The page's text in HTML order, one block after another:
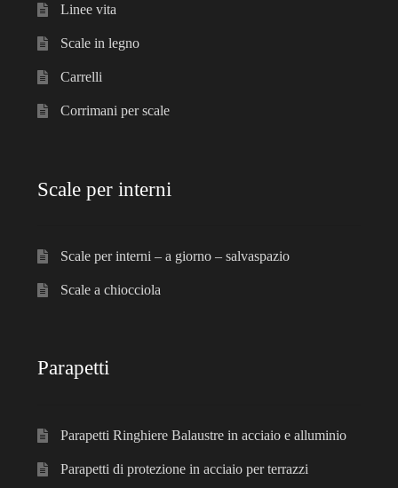
Linee vita
Scale in legno
Carrelli
Corrimani per scale
Scale per interni
Scale per interni – a giorno – salvaspazio
Scale a chiocciola
Parapetti
Parapetti Ringhiere Balaustre in acciaio e alluminio
Parapetti di protezione in acciaio per terrazzi